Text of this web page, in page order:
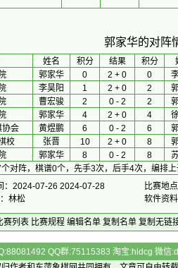
郭家华的对阵
姓名 积分 结果 积分
郭家华 0 2 + 0 0
李昊阳 1 2 + 0 2
曹宏骏 2 0 - 2 2
郭家华 4 2 + 0 4
协会 黄煜鹏 6 0 - 2 6
校 张晋 10 2 + 0 8
郭家华 8 0 - 2 8
对阵，棋谱0个，先手3次，后手4次，编排
：2024-07-26 2024-07-28 比赛地点
林松 软件资
赛列表 比赛规程 编辑名单 复制名单 复制无链
QQ群:75115383 淘宝:hldcg 微信